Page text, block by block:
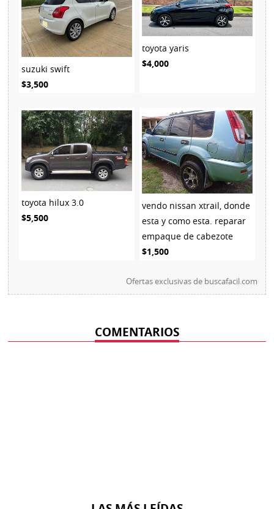
suzuki swift
$3,500
toyota yaris
$4,000
toyota hilux 3.0
$5,500
vendo nissan xtrail, donde
esta y como esta. reparar
empaque de cabezote
$1,500
Ofertas exclusivas de buscafacil.com
COMENTARIOS